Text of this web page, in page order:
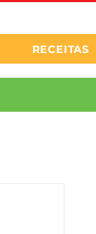
RECEITAS